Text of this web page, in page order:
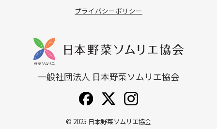
プライバシーポリシー
一般社団法人 日本野菜ソムリエ協会
© 2025 日本野菜ソムリエ協会